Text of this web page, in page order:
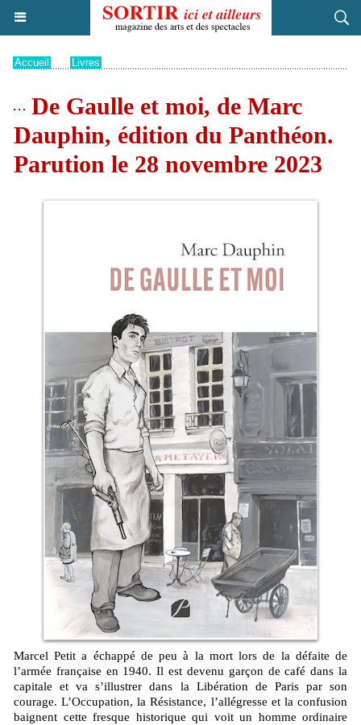
Accueil Livres
De Gaulle et moi, de Marc
Dauphin, édition du Panthéon.
Parution le 28 novembre 2023
Marcel Petit a échappé de peu à la mort lors de la défaite de
l’armée française en 1940. Il est devenu garçon de café dans la
capitale et va s’illustrer dans la Libération de Paris par son
courage. L’Occupation, la Résistance, l’allégresse et la confusion
baignent cette fresque historique qui voit un homme ordinaire